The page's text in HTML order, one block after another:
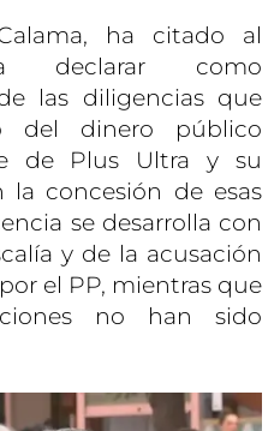
ha citado al
declarar como
las diligencias que
del dinero público
de Plus Ultra y su
la concesión de esas
se desarrolla con
y de la acusación
el PP, mientras que
no han sido